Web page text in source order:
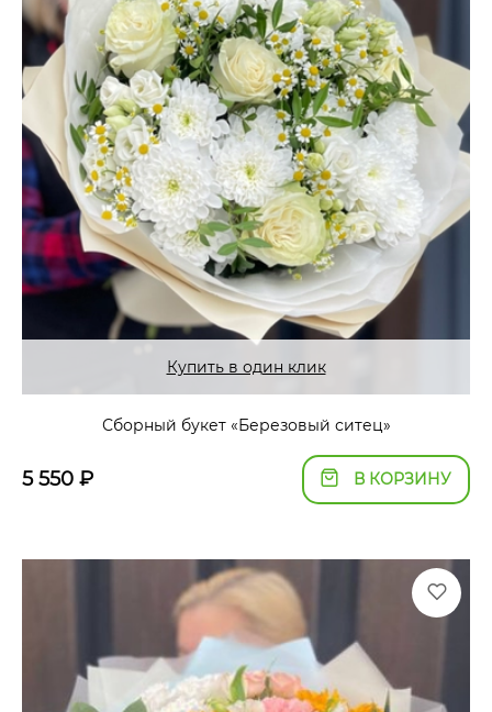
Купить в один клик
Сборный букет «Березовый ситец»
5 550 ₽ В КОРЗИНУ